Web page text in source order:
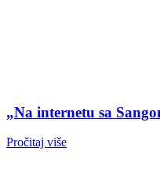
„Na internetu sa
Pročitaj više